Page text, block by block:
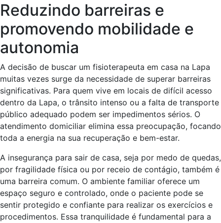
Reduzindo barreiras e
promovendo mobilidade e
autonomia
A decisão de buscar um fisioterapeuta em casa na Lapa
muitas vezes surge da necessidade de superar barreiras
significativas. Para quem vive em locais de difícil acesso
dentro da Lapa, o trânsito intenso ou a falta de transporte
público adequado podem ser impedimentos sérios. O
atendimento domiciliar elimina essa preocupação, focando
toda a energia na sua recuperação e bem-estar.
A insegurança para sair de casa, seja por medo de quedas,
por fragilidade física ou por receio de contágio, também é
uma barreira comum. O ambiente familiar oferece um
espaço seguro e controlado, onde o paciente pode se
sentir protegido e confiante para realizar os exercícios e
procedimentos. Essa tranquilidade é fundamental para a